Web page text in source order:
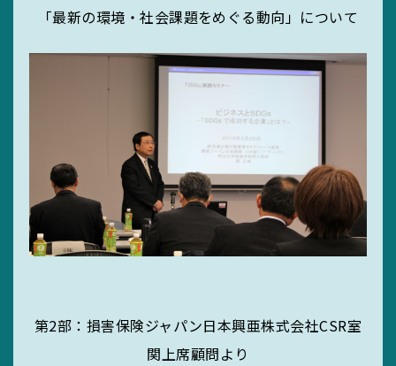
「最新の環境・社会課題をめぐる動向」について
第2部：損害保険ジャパン日本興亜株式会社CSR室
関上席顧問より